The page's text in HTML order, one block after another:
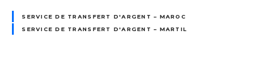
SERVICE DE TRANSFERT D'ARGENT – MAROC
SERVICE DE TRANSFERT D'ARGENT – MARTIL